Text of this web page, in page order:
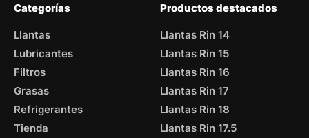
Categorías
Llantas
Lubricantes
Filtros
Grasas
Refrigerantes
Tienda
Productos destacados
Llantas Rin 14
Llantas Rin 15
Llantas Rin 16
Llantas Rin 17
Llantas Rin 18
Llantas Rin 17.5